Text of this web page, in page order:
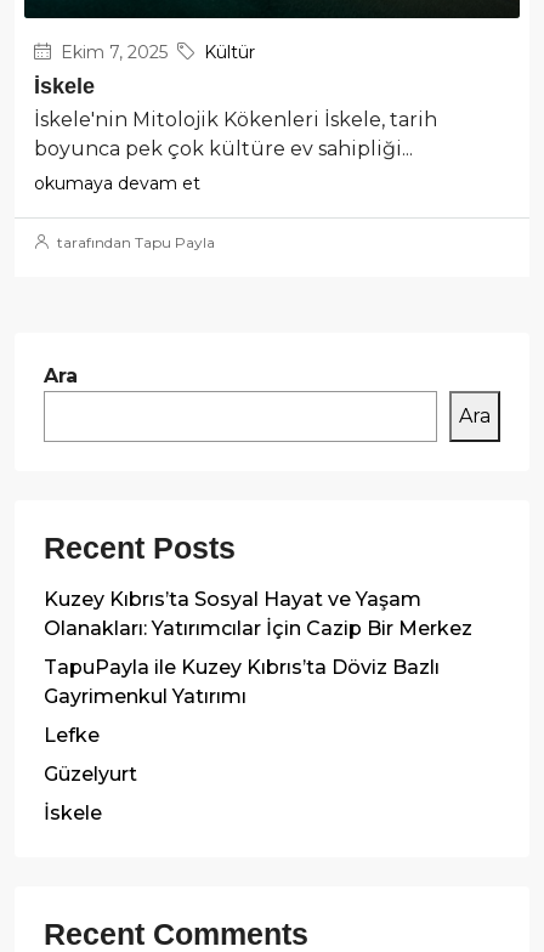
Ekim 7, 2025 Kültür
İskele
İskele'nin Mitolojik Kökenleri İskele, tarih
boyunca pek çok kültüre ev sahipliği...
okumaya devam et
tarafından Tapu Payla
Ara
Ara
Recent Posts
Kuzey Kıbrıs’ta Sosyal Hayat ve Yaşam
Olanakları: Yatırımcılar İçin Cazip Bir Merkez
TapuPayla ile Kuzey Kıbrıs’ta Döviz Bazlı
Gayrimenkul Yatırımı
Lefke
Güzelyurt
İskele
Recent Comments